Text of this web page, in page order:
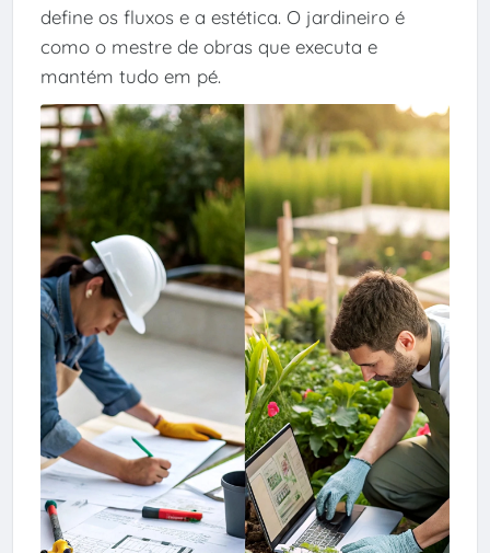
define os fluxos e a estética. O jardineiro é
como o mestre de obras que executa e
mantém tudo em pé.